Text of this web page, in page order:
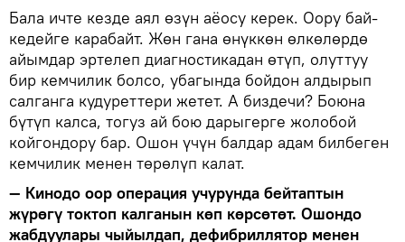
Бала ичте кезде аял өзүн аёосу керек. Оору бай-
кедейге карабайт. Жөн гана өнүккөн өлкөлөрдө
айымдар эртелеп диагностикадан өтүп, олуттуу
бир кемчилик болсо, убагында бойдон алдырып
салганга кудуреттери жетет. А биздечи? Боюна
бүтүп калса, тогуз ай бою дарыгерге жолобой
койгондору бар. Ошон үчүн балдар адам билбеген
кемчилик менен төрөлүп калат.
— Кинодо оор операция учурунда бейтаптын
жүрөгү токтоп калганын көп көрсөтөт. Ошондо
жабдуулары чыйылдап, дефибриллятор менен